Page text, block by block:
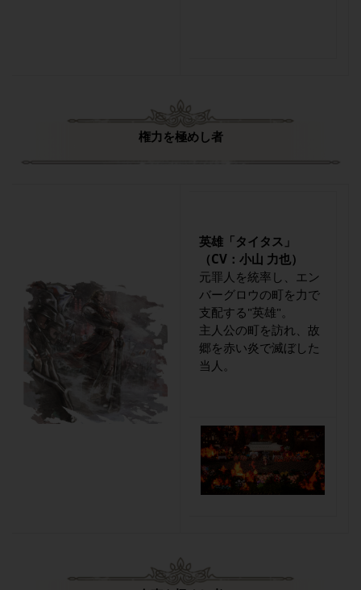
権力を極めし者
英雄「タイタス」
（CV：小山 力也）
元罪人を統率し、エン
バーグロウの町を力で
支配する"英雄"。
主人公の町を訪れ、故
郷を赤い炎で滅ぼした
当人。